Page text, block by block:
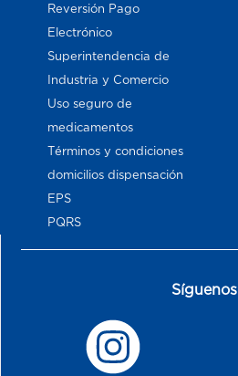
Reversión Pago
Electrónico
Superintendencia de
Industria y Comercio
Uso seguro de
medicamentos
Términos y condiciones
domicilios dispensación
EPS
PQRS
Síguenos